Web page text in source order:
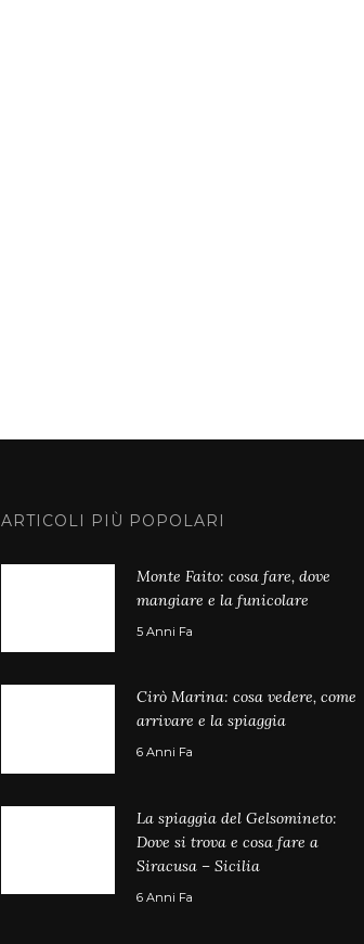
ARTICOLI PIÙ POPOLARI
Monte Faito: cosa fare, dove
mangiare e la funicolare
5 Anni Fa
Cirò Marina: cosa vedere, come
arrivare e la spiaggia
6 Anni Fa
La spiaggia del Gelsomineto:
Dove si trova e cosa fare a
Siracusa – Sicilia
6 Anni Fa